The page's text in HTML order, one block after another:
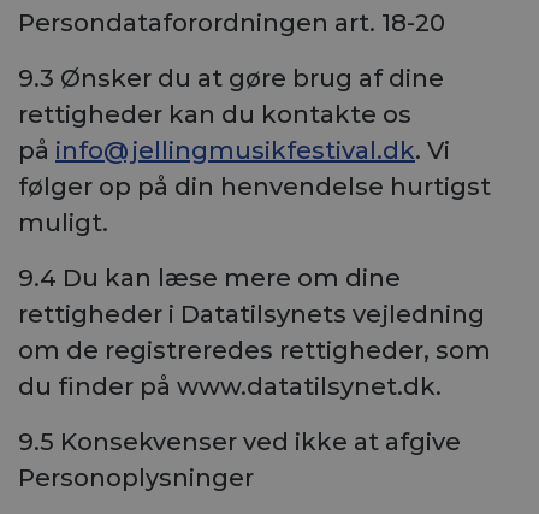
Persondataforordningen art. 18-20
9.3 Ønsker du at gøre brug af dine
rettigheder kan du kontakte os
på info@jellingmusikfestival.dk. Vi
følger op på din henvendelse hurtigst
muligt.
9.4 Du kan læse mere om dine
rettigheder i Datatilsynets vejledning
om de registreredes rettigheder, som
du finder på www.datatilsynet.dk.
9.5 Konsekvenser ved ikke at afgive
Personoplysninger